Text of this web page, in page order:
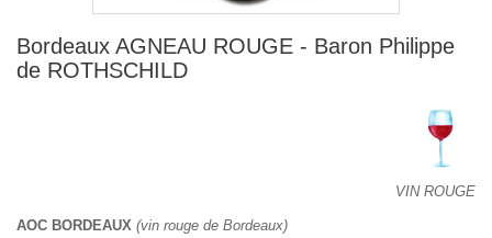
Bordeaux AGNEAU ROUGE - Baron Philippe
de ROTHSCHILD
VIN ROUGE
AOC BORDEAUX (vin rouge de Bordeaux)